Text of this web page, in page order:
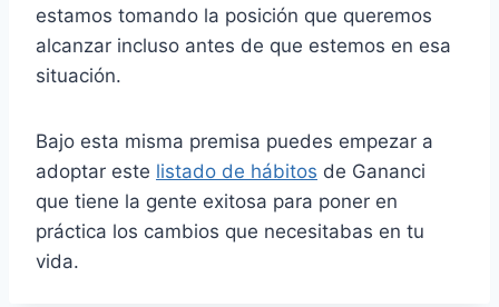
estamos tomando la posición que queremos
alcanzar incluso antes de que estemos en esa
situación.
Bajo esta misma premisa puedes empezar a
adoptar este listado de hábitos de Gananci
que tiene la gente exitosa para poner en
práctica los cambios que necesitabas en tu
vida.